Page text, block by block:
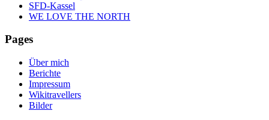
SFD-Kassel
WE LOVE THE NORTH
Pages
Über mich
Berichte
Impressum
Wikitravellers
Bilder